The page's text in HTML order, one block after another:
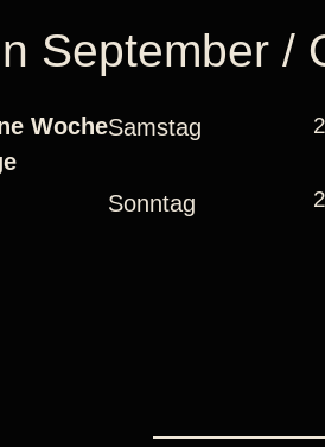
September /
WocheSamstag
Sonntag